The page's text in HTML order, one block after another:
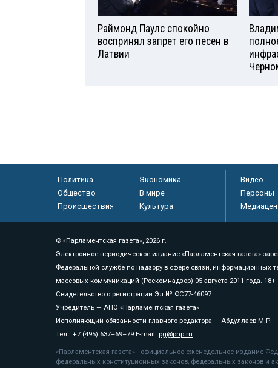
Раймонд Паулс спокойно
воспринял запрет его песен в
Латвии
Политика
Экономика
Общество
В мире
Происшествия
Культура
Видео
Персоны
© «Парламентская газета», 2026 г.
Электронное периодическое издание «Парламентская газета»
Федеральной службе по надзору в сфере связи, информационных
массовых коммуникаций (Роскомнадзор) 05 августа 2011 года. 18+
Свидетельство о регистрации Эл № ФС77-46097
Учредитель — АНО «Парламентская газета»
Исполняющий обязанности главного редактора — Абдуллаев М.Р.
Тел.: +7 (495) 637–69–79 E-mail: pg@pnp.ru
«Парламентская газета» - официальное еженедельное издание
федеральных конституционных законов, федеральных законов и